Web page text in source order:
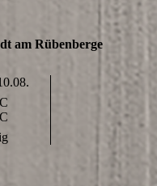
am Rübenberge